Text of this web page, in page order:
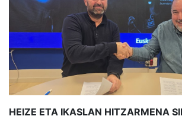
HEIZE ETA IKASLAN HITZARMENA